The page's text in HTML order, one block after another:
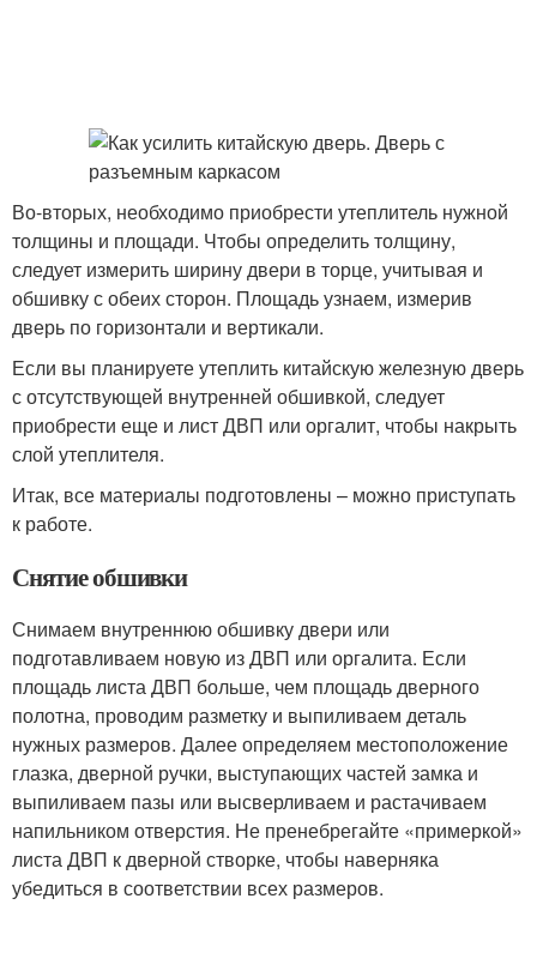
Во-вторых, необходимо приобрести утеплитель нужной
толщины и площади. Чтобы определить толщину,
следует измерить ширину двери в торце, учитывая и
обшивку с обеих сторон. Площадь узнаем, измерив
дверь по горизонтали и вертикали.
Если вы планируете утеплить китайскую железную дверь
с отсутствующей внутренней обшивкой, следует
приобрести еще и лист ДВП или оргалит, чтобы накрыть
слой утеплителя.
Итак, все материалы подготовлены – можно приступать
к работе.
Снятие обшивки
Снимаем внутреннюю обшивку двери или
подготавливаем новую из ДВП или оргалита. Если
площадь листа ДВП больше, чем площадь дверного
полотна, проводим разметку и выпиливаем деталь
нужных размеров. Далее определяем местоположение
глазка, дверной ручки, выступающих частей замка и
выпиливаем пазы или высверливаем и растачиваем
напильником отверстия. Не пренебрегайте «примеркой»
листа ДВП к дверной створке, чтобы наверняка
убедиться в соответствии всех размеров.